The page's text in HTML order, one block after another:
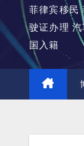
菲律宾移民
驶证办理
国入籍